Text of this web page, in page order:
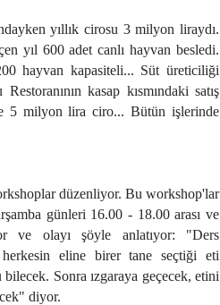
yıllık cirosu 3 milyon liraydı.
yıl 600 adet canlı hayvan besledi.
hayvan kapasiteli... Süt üreticiliği
kasap kısmındaki satış
5 milyon lira ciro... Bütün işlerinde
düzenliyor. Bu workshop'lar
günleri 16.00 - 18.00 arası ve
ve olayı şöyle anlatıyor: "Ders
herkesin eline birer tane seçtiği eti
Sonra ızgaraya geçecek, etini
diyor.